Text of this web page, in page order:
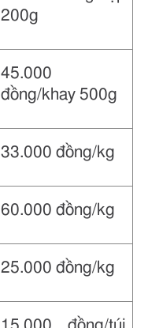
200g
45.000
đồng/khay 500g
33.000 đồng/kg
60.000 đồng/kg
25.000 đồng/kg